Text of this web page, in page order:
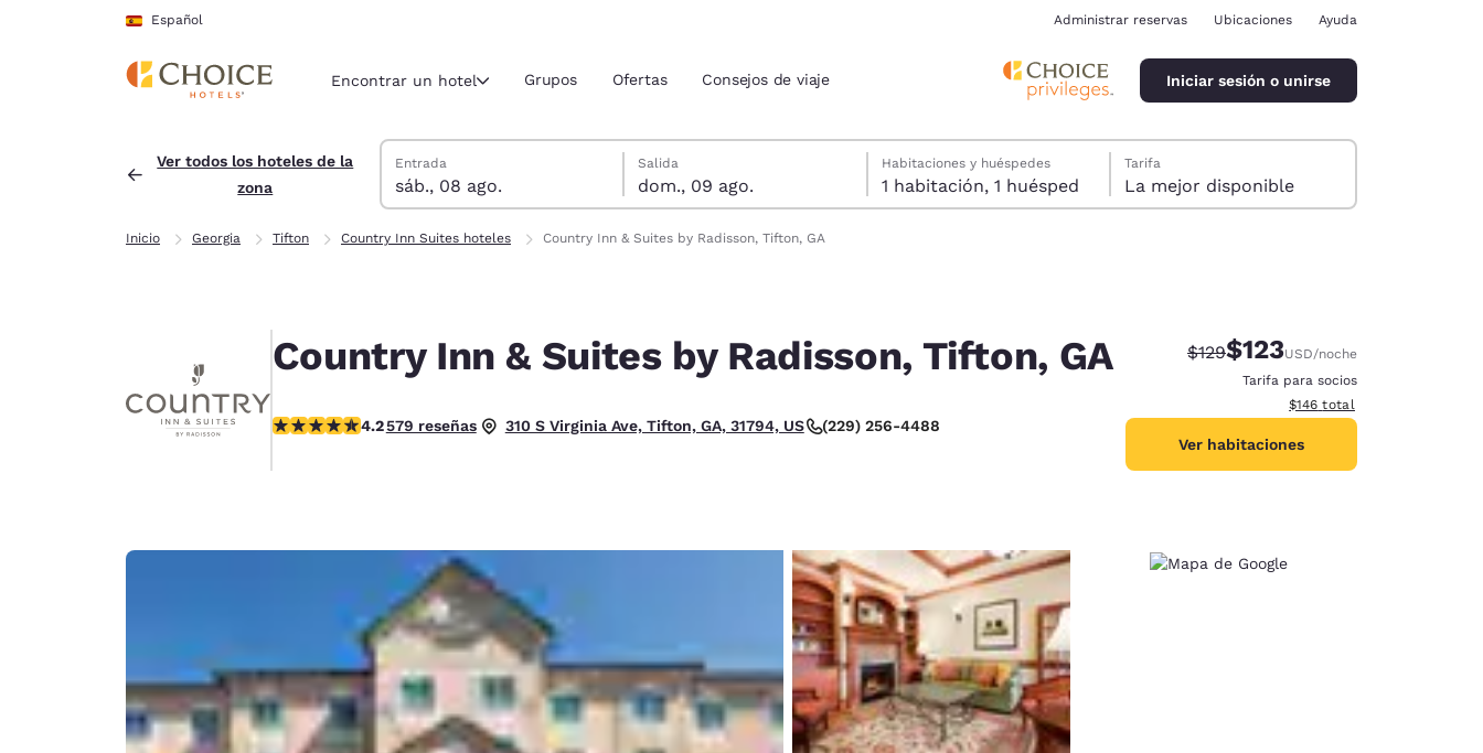
Saltar A Contenido Principal
Español
Región y ubicación actuales
Español
United States
English
Estados Unidos
Español
América Latina
Español
América Latina Latin America Canada
Deutschland
Deutsch
España
Español
Spain France
Français
France
English
Ireland Italia Italy
Administrar reservas Ubicaciones Ayuda
Encontrar un hotel Grupos Ofertas Consejos de viaje Iniciar sesión o unirse
Ver todos los hoteles de la
zona
Buscar hoteles
sábado, 8 de agosto
Entrada
sáb., 08 ago.
domingo, 9 de agosto
Salida
dom., 09 ago.
Fecha de salida seleccionada: domingo, 9 de agosto
Fecha de entrada seleccionada: sábado, 8 de agosto
Habitaciones y huéspedes
1 habitación, 1 huésped
Tarifa
La mejor disponible
Inicio Georgia Tifton Country Inn Suites hoteles Country Inn & Suites by Radisson, Tifton, GA
Country Inn & Suites by Radisson, Tifton, GA
Calificación de 4.15 estrellas. Muy bueno.
4.2579 reseñas 310 S Virginia Ave, Tifton, GA, 31794, US (229) 256-4488
Tarifa tachada:
$129Tarifa reducida:
$123USD/noche
Tarifa para socios
Ver detalles totales
$146 total
Ver habitaciones